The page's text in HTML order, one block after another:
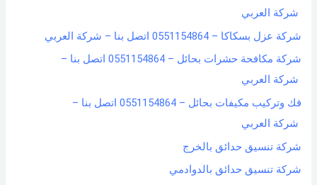
شركة العربي
شركة عزل بسكاكا – 0551154864 اتصل بنا – شركة العربي
شركة مكافحة حشرات بحائل – 0551154864 اتصل بنا –
شركة العربي
فك وتركيب مكيفات بحائل – 0551154864 اتصل بنا –
شركة العربي
شركة تنسيق حدائق بالخرج
شركة تنسيق حدائق بالدوادمي